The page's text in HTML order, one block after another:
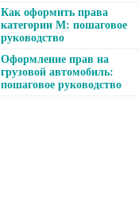
Как оформить права
категории М: пошаговое
руководство
Оформление прав на
грузовой автомобиль:
пошаговое руководство